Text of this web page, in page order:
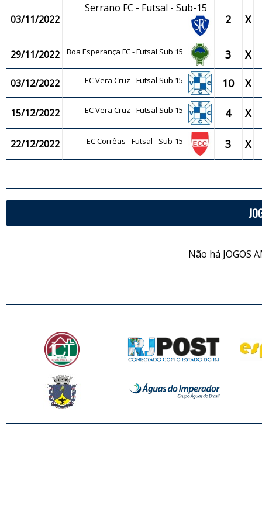
03/11/2022
Serrano FC - Futsal - Sub-15
2 X
29/11/2022 Boa Esperança FC - Futsal Sub 15 3 X
03/12/2022 EC Vera Cruz - Futsal Sub 15 10 X
15/12/2022 EC Vera Cruz - Futsal Sub 15 4 X
22/12/2022 EC Corrêas - Futsal - Sub-15 3 X
Não há JOGOS